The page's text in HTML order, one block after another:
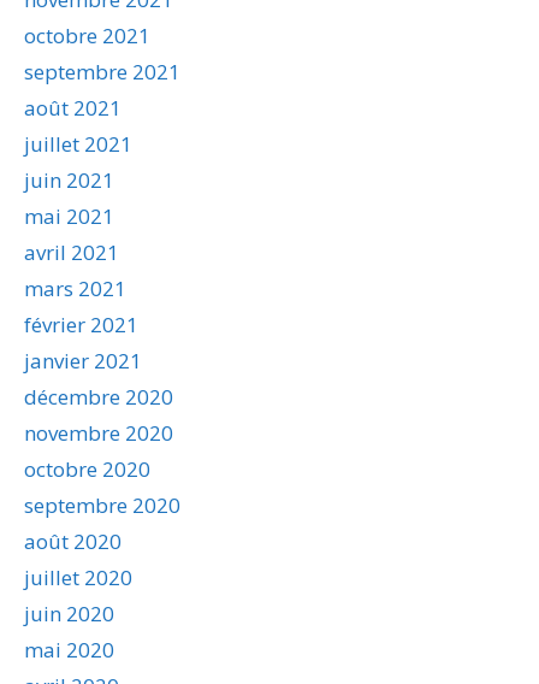
octobre 2021
septembre 2021
août 2021
juillet 2021
juin 2021
mai 2021
avril 2021
mars 2021
février 2021
janvier 2021
décembre 2020
novembre 2020
octobre 2020
septembre 2020
août 2020
juillet 2020
juin 2020
mai 2020